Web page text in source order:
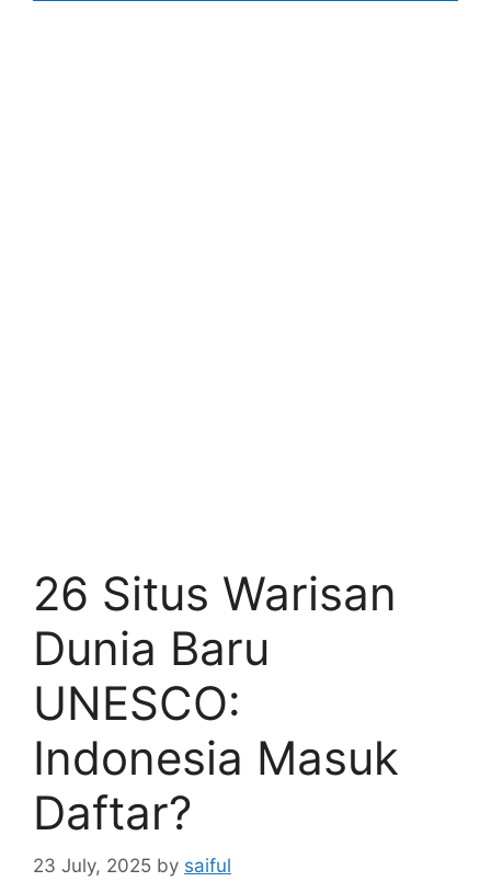
26 Situs Warisan
Dunia Baru
UNESCO:
Indonesia Masuk
Daftar?
23 July, 2025 by saiful